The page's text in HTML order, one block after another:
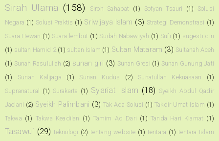
Sirah Ulama (158) Siroh Sahabat (1) Sofyan Tsauri (1)
Solusi
Negara (1) Solusi Praktis (1) Sriwijaya Islam (3) Strategi Demonstrasi (1)
Suara Hewan (1) Suara lembut (1) Sudah Nabawiyah (1) Sufi (1) sugesti diri
(1) sultan Hamid 2 (1) sultan Islam (1) Sultan Mataram (3) Sultanah Aceh
(1) Sunah Rasulullah (2) sunan giri (3) Sunan Gresi (1) Sunan Gunung Jati
(1)
Sunan Kalijaga (1) Sunan Kudus (2) Sunatullah Kekuasaan
(1)
Supranatural
(1) Surakarta (1) Syariat Islam (18) Syeikh Abdul Qadir
Jaelani (2) Syeikh Palimbani (3) Tak Ada Solusi (1) Takdir Umat Islam (1)
Takwa (1) Takwa Keadilan (1) Tamim Ad Dari (1) Tanda Hari Kiamat (1)
Tasawuf (29) teknologi (2) tentang website (1) tentara (1) tentara Islam